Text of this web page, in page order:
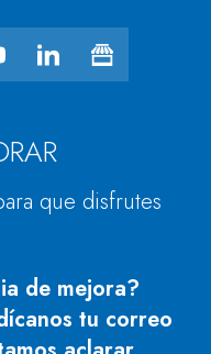
que disfrutes
de mejora?
tu correo